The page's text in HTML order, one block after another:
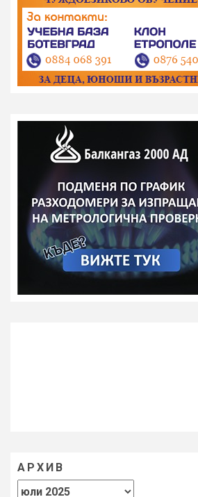
АРХИВ